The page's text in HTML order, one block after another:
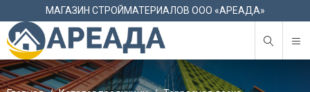
МАГАЗИН СТРОЙМАТЕРИАЛОВ ООО «АРЕАДА»